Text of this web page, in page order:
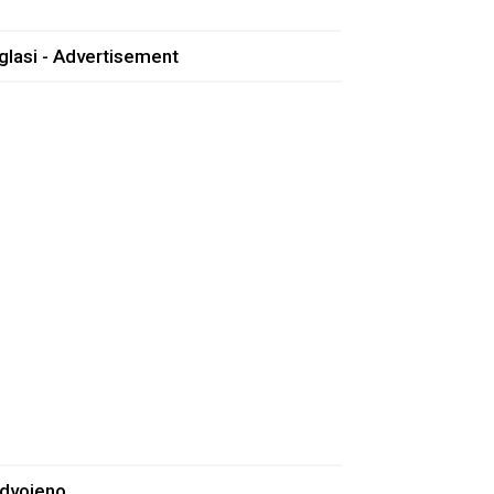
- Advertisement